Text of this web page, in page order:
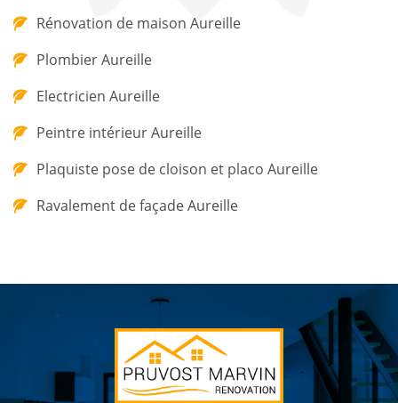
Rénovation de maison Aureille
Plombier Aureille
Electricien Aureille
Peintre intérieur Aureille
Plaquiste pose de cloison et placo Aureille
Ravalement de façade Aureille